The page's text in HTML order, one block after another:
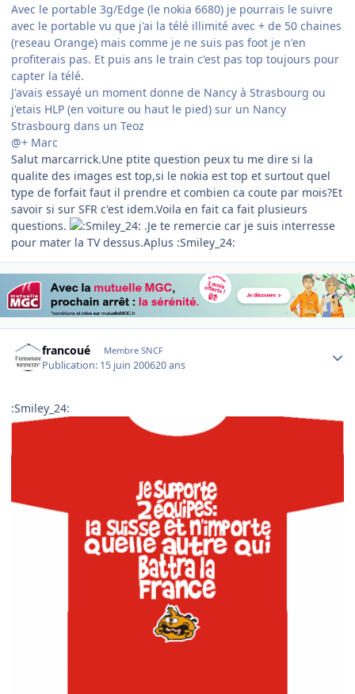
Avec le portable 3g/Edge (le nokia 6680) je pourrais le suivre
avec le portable vu que j'ai la télé illimité avec + de 50 chaines
(reseau Orange) mais comme je ne suis pas foot je n'en
profiterais pas. Et puis ans le train c'est pas top toujours pour
capter la télé.
J'avais essayé un moment donne de Nancy à Strasbourg ou
j'etais HLP (en voiture ou haut le pied) sur un Nancy
Strasbourg dans un Teoz
@+ Marc
Salut marcarrick.Une ptite question peux tu me dire si la
qualite des images est top,si le nokia est top et surtout quel
type de forfait faut il prendre et combien ca coute par mois?Et
savoir si sur SFR c'est idem.Voila en fait ca fait plusieurs
questions.
.Je te remercie car je suis interresse
pour mater la TV dessus.Aplus :Smiley_24:
francoué Membre SNCF
Publication: 15 juin 200620 ans
:Smiley_24: